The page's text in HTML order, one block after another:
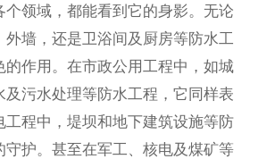
个领域，都能看到它的身影。无论
外墙，还是卫浴间及厨房等防水工
的作用。在市政公用工程中，如城
及污水处理等防水工程，它同样表
工程中，堤坝和地下建筑设施等防
守护。甚至在军工、核电及煤矿等